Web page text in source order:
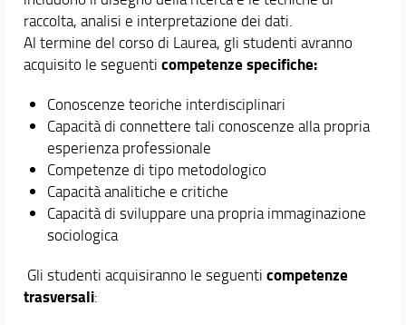
raccolta, analisi e interpretazione dei dati.
Al termine del corso di Laurea, gli studenti avranno
acquisito le seguenti competenze specifiche:
Conoscenze teoriche interdisciplinari
Capacità di connettere tali conoscenze alla propria
esperienza professionale
Competenze di tipo metodologico
Capacità analitiche e critiche
Capacità di sviluppare una propria immaginazione
sociologica
Gli studenti acquisiranno le seguenti competenze
trasversali: